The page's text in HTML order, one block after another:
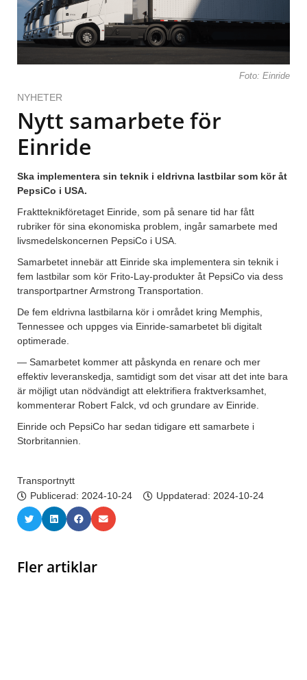
Foto: Einride
NYHETER
Nytt samarbete för
Einride
Ska implementera sin teknik i eldrivna lastbilar som kör åt
PepsiCo i USA.
Fraktteknikföretaget Einride, som på senare tid har fått
rubriker för sina ekonomiska problem, ingår samarbete med
livsmedelskoncernen PepsiCo i USA.
Samarbetet innebär att Einride ska implementera sin teknik i
fem lastbilar som kör Frito-Lay-produkter åt PepsiCo via dess
transportpartner Armstrong Transportation.
De fem eldrivna lastbilarna kör i området kring Memphis,
Tennessee och uppges via Einride-samarbetet bli digitalt
optimerade.
— Samarbetet kommer att påskynda en renare och mer
effektiv leveranskedja, samtidigt som det visar att det inte bara
är möjligt utan nödvändigt att elektrifiera fraktverksamhet,
kommenterar Robert Falck, vd och grundare av Einride.
Einride och PepsiCo har sedan tidigare ett samarbete i
Storbritannien.
Transportnytt
Publicerad: 2024-10-24 Uppdaterad: 2024-10-24
Fler artiklar